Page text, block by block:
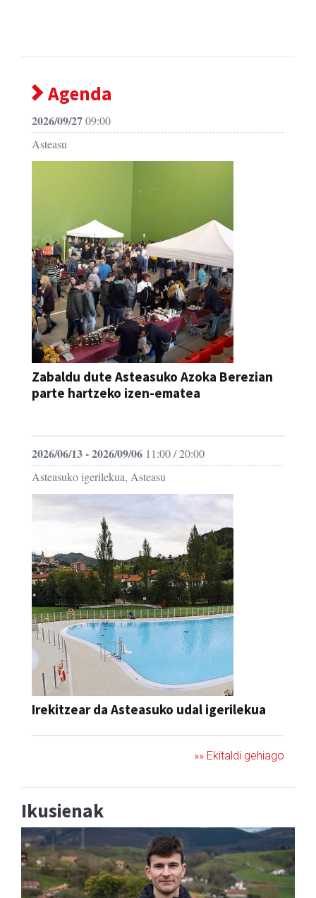
Agenda
2026/09/2709:00
Asteasu
Zabaldu dute Asteasuko Azoka Berezian
parte hartzeko izen-ematea
2026/06/13 - 2026/09/06 11:00 / 20:00
Asteasuko igerilekua, Asteasu
Irekitzear da Asteasuko udal igerilekua
»» Ekitaldi gehiago
Ikusienak